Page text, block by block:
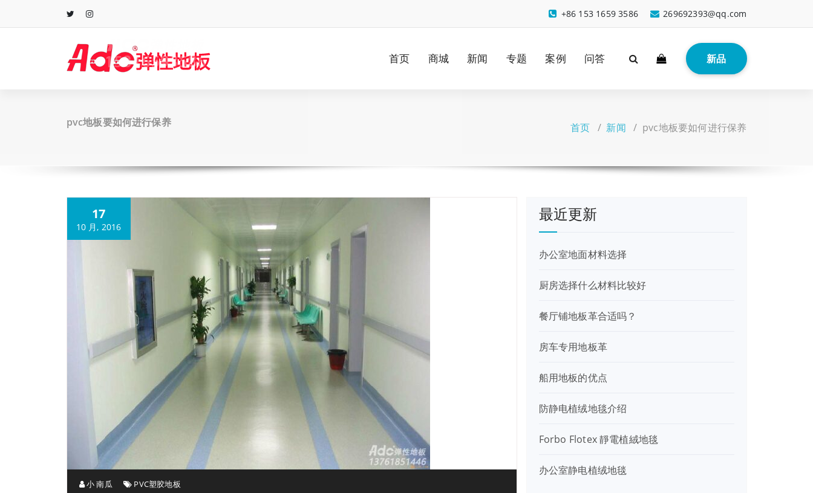
269692393@qq.com
+86 153 1659 3586
首页 商城 新闻 专题 案例 问答 新品
pvc地板要如何进行保养 首页 / 新闻 / pvc地板要如何进行保养
17
10 月, 2016
小 南瓜 PVC塑胶地板
最近更新
办公室地面材料选择
厨房选择什么材料比较好
餐厅铺地板革合适吗？
房车专用地板革
船用地板的优点
防静电植绒地毯介绍
Forbo Flotex 靜電植絨地毯
办公室静电植绒地毯